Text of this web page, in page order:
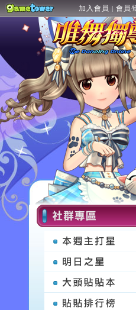
加入會員 | 會員